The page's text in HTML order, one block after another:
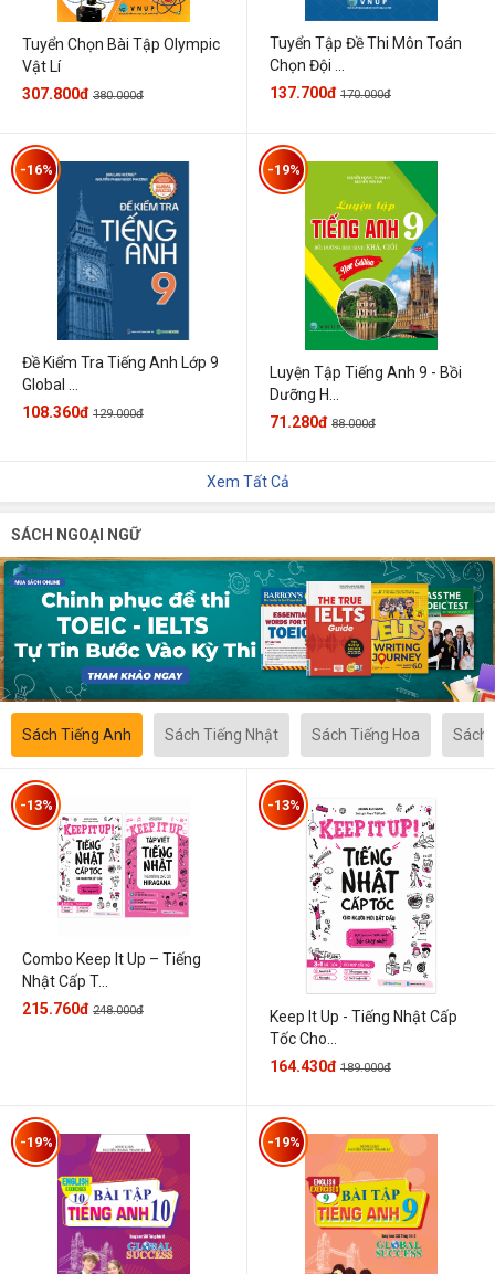
Tuyển Chọn Bài Tập Olympic
Vật Lí
307.800đ 380.000đ
Tuyển Tập Đề Thi Môn Toán
Chọn Đội ...
137.700đ 170.000đ
Đề Kiểm Tra Tiếng Anh Lớp 9
Global ...
-16%
108.360đ 129.000đ
Luyện Tập Tiếng Anh 9 - Bồi
Dưỡng H...
-19%
71.280đ 88.000đ
Xem Tất Cả
SÁCH NGOẠI NGỮ
Sách Tiếng Anh Sách Tiếng Nhật Sách Tiếng Hoa Sách
Combo Keep It Up – Tiếng
Nhật Cấp T...
-13%
215.760đ 248.000đ
Keep It Up - Tiếng Nhật Cấp
Tốc Cho...
-13%
164.430đ 189.000đ
-19% -19%